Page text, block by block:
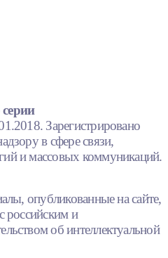
Зарегистрировано
в сфере связи,
и массовых коммуникаций.
опубликованные на сайте,
российским и
об интеллектуальной